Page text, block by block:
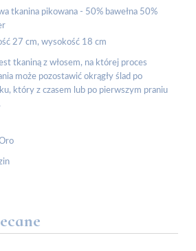
tkanina pikowana - 50% bawełna 50%
27 cm, wysokość 18 cm
tkaniną z włosem, na której proces
może pozostawić okrągły ślad po
który z czasem lub po pierwszym praniu